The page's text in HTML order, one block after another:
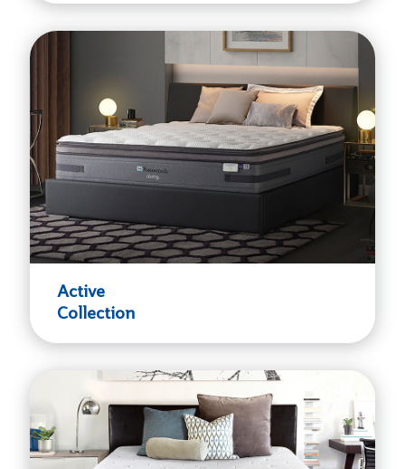
Active
Collection